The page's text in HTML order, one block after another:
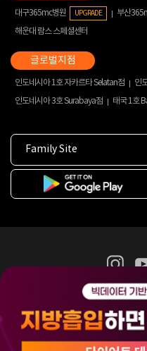
대구365mc병원 UPGRADE 부산
해운대 람스 스페셜센터
인도네시아 1호 자카르타 Selatan점
인
인도네시아 3호 Surabaya점
태국 1호
Family Site
365mc 병·의원 이
비급여
(주)365mcㅣ서울특별시 서초구